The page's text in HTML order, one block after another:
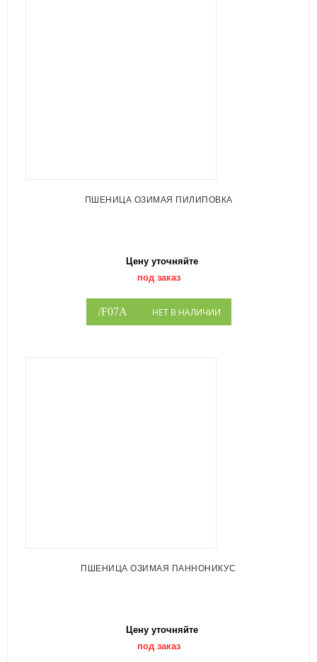
ПШЕНИЦА ОЗИМАЯ ПИЛИПОВКА
Цену уточняйте
под заказ
НЕТ В НАЛИЧИИ
ПШЕНИЦА ОЗИМАЯ ПАННОНИКУС
Цену уточняйте
под заказ